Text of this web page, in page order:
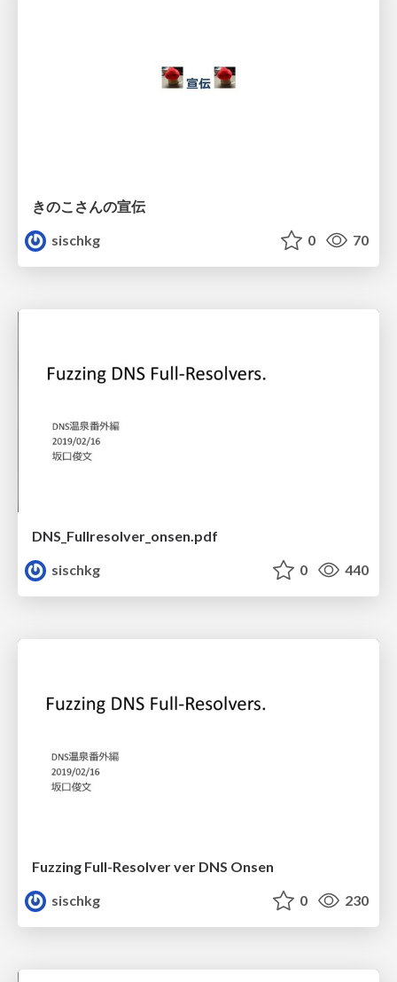
きのこさんの宣伝
sischkg
0 70
DNS_Fullresolver_onsen.pdf
sischkg
0 440
Fuzzing Full-Resolver ver DNS Onsen
sischkg
0 230